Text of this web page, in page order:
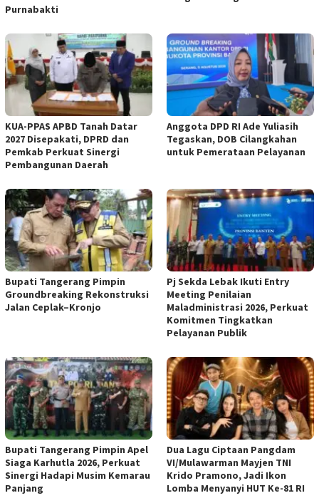
Purnabakti
KUA-PPAS APBD Tanah Datar
2027 Disepakati, DPRD dan
Pemkab Perkuat Sinergi
Pembangunan Daerah
Anggota DPD RI Ade Yuliasih
Tegaskan, DOB Cilangkahan
untuk Pemerataan Pelayanan
Bupati Tangerang Pimpin
Groundbreaking Rekonstruksi
Jalan Ceplak–Kronjo
Pj Sekda Lebak Ikuti Entry
Meeting Penilaian
Maladministrasi 2026, Perkuat
Komitmen Tingkatkan
Pelayanan Publik
Bupati Tangerang Pimpin Apel
Siaga Karhutla 2026, Perkuat
Sinergi Hadapi Musim Kemarau
Panjang
Dua Lagu Ciptaan Pangdam
VI/Mulawarman Mayjen TNI
Krido Pramono, Jadi Ikon
Lomba Menyanyi HUT Ke-81 RI